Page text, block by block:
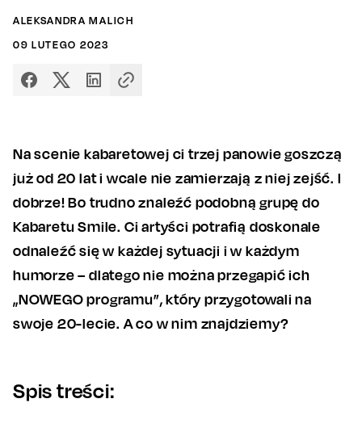
ALEKSANDRA MALICH
09 LUTEGO 2023
Na scenie kabaretowej ci trzej panowie goszczą
już od 20 lat i wcale nie zamierzają z niej zejść. I
dobrze! Bo trudno znaleźć podobną grupę do
Kabaretu Smile. Ci artyści potrafią doskonale
odnaleźć się w każdej sytuacji i w każdym
humorze – dlatego nie można przegapić ich
„NOWEGO programu”, który przygotowali na
swoje 20-lecie. A co w nim znajdziemy?
Spis treści: